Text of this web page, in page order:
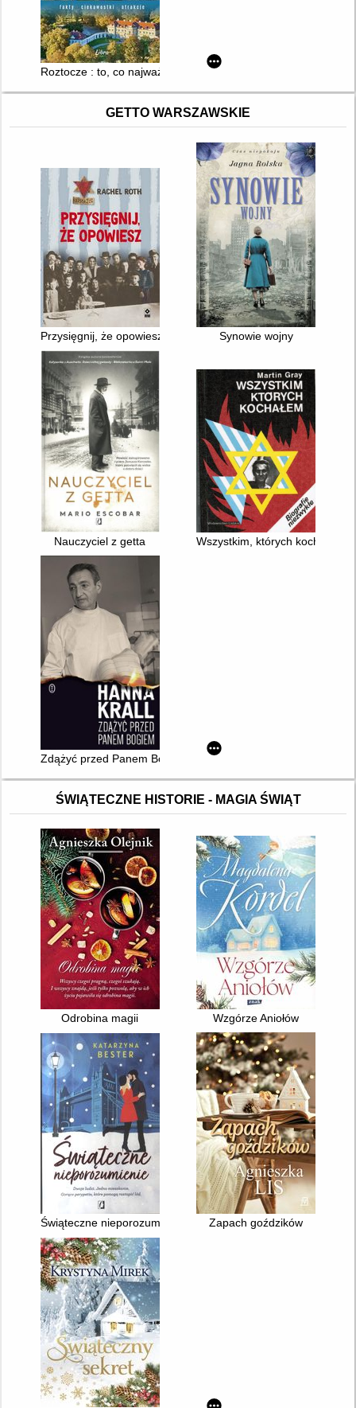
Roztocze : to, co najważniejsze
GETTO WARSZAWSKIE
Przysięgnij, że opowiesz Synowie wojny
Nauczyciel z getta Wszystkim, których kochałem
Zdążyć przed Panem Bogiem
ŚWIĄTECZNE HISTORIE - MAGIA ŚWIĄT
Odrobina magii Wzgórze Aniołów
Świąteczne nieporozumienie Zapach goździków